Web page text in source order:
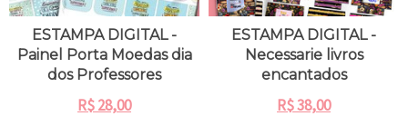
ESTAMPA DIGITAL -
Painel Porta Moedas dia
dos Professores
R$28,00
ESTAMPA DIGITAL -
Necessarie livros
encantados
R$38,00